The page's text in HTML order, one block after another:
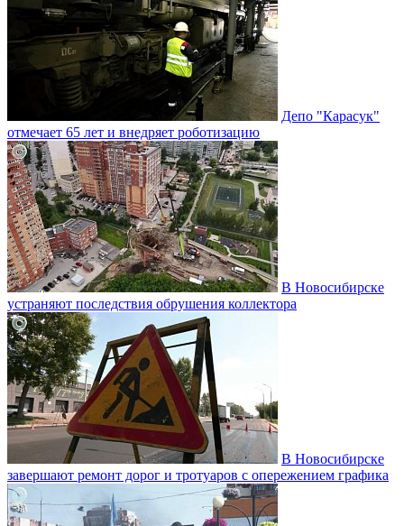
Депо "Карасук"
отмечает 65 лет и внедряет роботизацию
В Новосибирске
устраняют последствия обрушения коллектора
В Новосибирске
завершают ремонт дорог и тротуаров с опережением графика